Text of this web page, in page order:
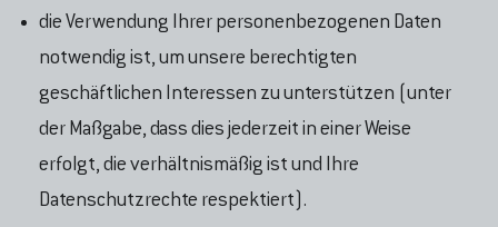
die Verwendung Ihrer personenbezogenen Daten
notwendig ist, um unsere berechtigten
geschäftlichen Interessen zu unterstützen (unter
der Maßgabe, dass dies jederzeit in einer Weise
erfolgt, die verhältnismäßig ist und Ihre
Datenschutzrechte respektiert).